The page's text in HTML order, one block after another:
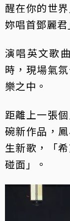
醒在你的世
妳唱首鄧麗君
演唱英文歌
時，現場氣
樂之中。
距離上一張
碗新作品，
生新歌，「
碰面」。